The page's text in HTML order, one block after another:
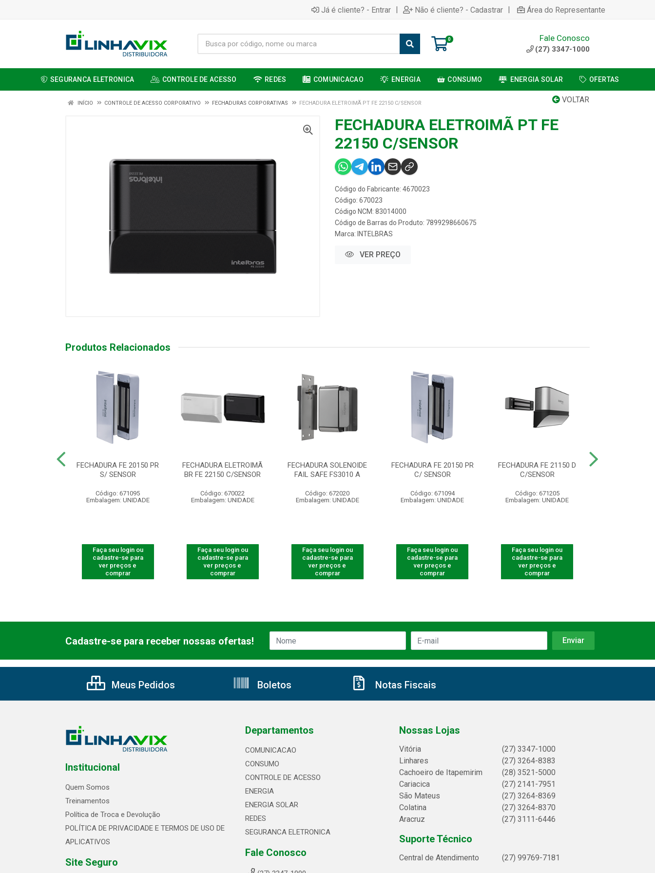
Já é cliente? - Entrar | Não é cliente? - Cadastrar | Área do Representante
0 Fale Conosco
(27) 3347-1000
SEGURANCA ELETRONICA CONTROLE DE ACESSO REDES COMUNICACAO ENERGIA CONSUMO ENERGIA SOLAR OFERTAS
VOLTAR
INÍCIO CONTROLE DE ACESSO CORPORATIVO FECHADURAS CORPORATIVAS FECHADURA ELETROIMÃ PT FE 22150 C/SENSOR
FECHADURA ELETROIMÃ PT FE
22150 C/SENSOR
Código do Fabricante: 4670023
Código: 670023
Código NCM: 83014000
Código de Barras do Produto: 7899298660675
Marca: INTELBRAS
VER PREÇO
Produtos Relacionados
FECHADURA FE 20150 PR
S/ SENSOR
Código: 671095
Embalagem: UNIDADE
Faça seu login ou
cadastre-se para
ver preços e
comprar
FECHADURA ELETROIMÃ
BR FE 22150 C/SENSOR
Código: 670022
Embalagem: UNIDADE
Faça seu login ou
cadastre-se para
ver preços e
comprar
FECHADURA SOLENOIDE
FAIL SAFE FS3010 A
Código: 672020
Embalagem: UNIDADE
Faça seu login ou
cadastre-se para
ver preços e
comprar
FECHADURA FE 20150 PR
C/ SENSOR
Código: 671094
Embalagem: UNIDADE
Faça seu login ou
cadastre-se para
ver preços e
comprar
FECHADURA FE 21150 D
C/SENSOR
Código: 671205
Embalagem: UNIDADE
Faça seu login ou
cadastre-se para
ver preços e
comprar
Cadastre-se para receber nossas ofertas!
Meus Pedidos Boletos Notas Fiscais
Institucional
Quem Somos
Treinamentos
Política de Troca e Devolução
POLÍTICA DE PRIVACIDADE E TERMOS DE USO DE
APLICATIVOS
Site Seguro
Departamentos
COMUNICACAO
CONSUMO
CONTROLE DE ACESSO
ENERGIA
ENERGIA SOLAR
REDES
SEGURANCA ELETRONICA
Fale Conosco
Nossas Lojas
Vitória
(27) 3347-1000
Linhares
(27) 3264-8383
Cachoeiro de Itapemirim
(28) 3521-5000
Cariacica
(27) 2141-7951
São Mateus
(27) 3264-8369
Colatina
(27) 3264-8370
Aracruz
(27) 3111-6446
Suporte Técnico
Central de Atendimento (27) 99769-7181